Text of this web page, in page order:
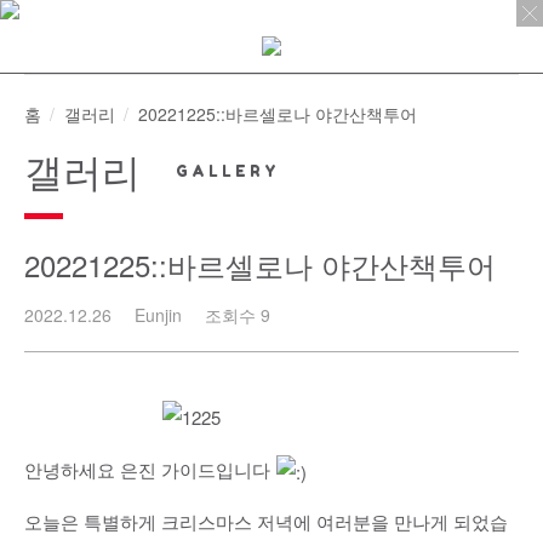
Skip
홈 갤러리 20221225::바르셀로나 야간산책투어
갤러리
20221225::바르셀로나 야간산책투어
2022.12.26 Eunjin 조회수 9
안녕하세요 은진 가이드입니다
오늘은 특별하게 크리스마스 저녁에 여러분을 만나게 되었습